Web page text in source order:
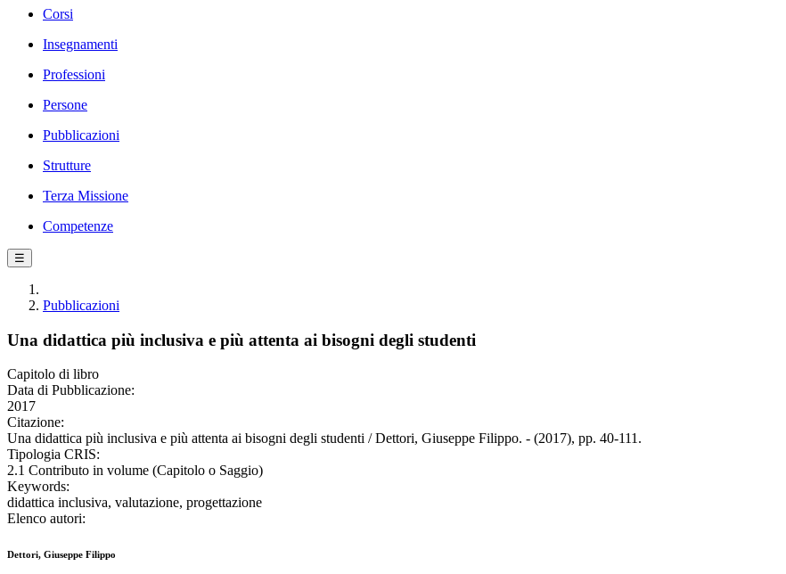
Corsi
Insegnamenti
Professioni
Persone
Pubblicazioni
Strutture
Terza Missione
Competenze
☰
Pubblicazioni
Una didattica più inclusiva e più attenta ai bisogni degli studenti
Capitolo di libro
Data di Pubblicazione:
2017
Citazione:
Una didattica più inclusiva e più attenta ai bisogni degli studenti / Dettori, Giuseppe Filippo. - (2017), pp. 40-111.
Tipologia CRIS:
2.1 Contributo in volume (Capitolo o Saggio)
Keywords:
didattica inclusiva, valutazione, progettazione
Elenco autori:
Dettori, Giuseppe Filippo